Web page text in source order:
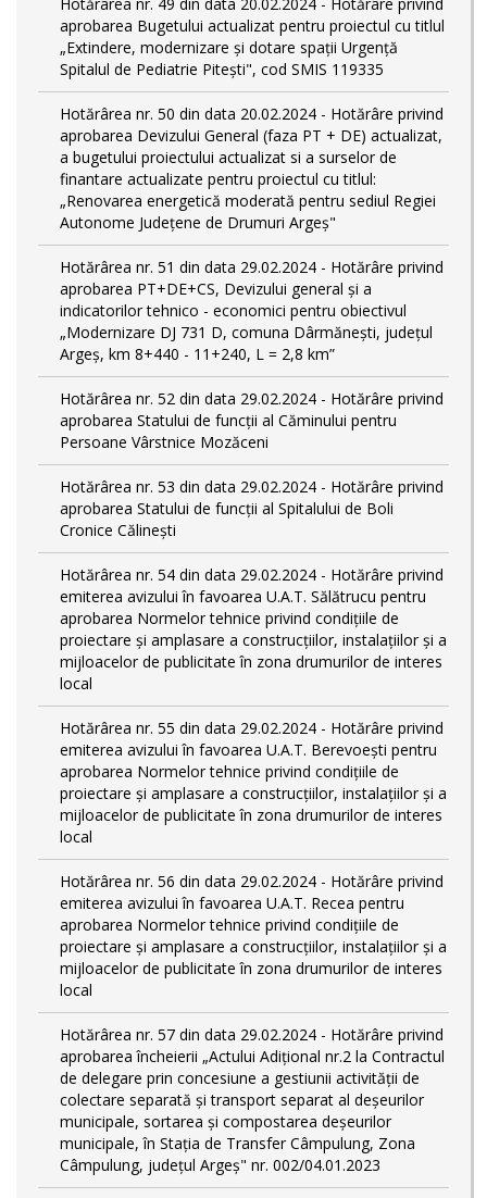
aprobarea Bugetului actualizat pentru proiectul cu titlul
„Extindere, modernizare și dotare spații Urgență
Spitalul de Pediatrie Pitești", cod SMIS 119335
Hotărârea nr. 50 din data 20.02.2024 - Hotărâre privind
aprobarea Devizului General (faza PT + DE) actualizat,
a bugetului proiectului actualizat si a surselor de
finantare actualizate pentru proiectul cu titlul:
„Renovarea energetică moderată pentru sediul Regiei
Autonome Județene de Drumuri Argeș"
Hotărârea nr. 51 din data 29.02.2024 - Hotărâre privind
aprobarea PT+DE+CS, Devizului general și a
indicatorilor tehnico - economici pentru obiectivul
„Modernizare DJ 731 D, comuna Dârmănești, județul
Argeș, km 8+440 - 11+240, L = 2,8 km”
Hotărârea nr. 52 din data 29.02.2024 - Hotărâre privind
aprobarea Statului de funcţii al Căminului pentru
Persoane Vârstnice Mozăceni
Hotărârea nr. 53 din data 29.02.2024 - Hotărâre privind
aprobarea Statului de funcții al Spitalului de Boli
Cronice Călinești
Hotărârea nr. 54 din data 29.02.2024 - Hotărâre privind
emiterea avizului în favoarea U.A.T. Sălătrucu pentru
aprobarea Normelor tehnice privind condiţiile de
proiectare şi amplasare a construcţiilor, instalaţiilor şi a
mijloacelor de publicitate în zona drumurilor de interes
local
Hotărârea nr. 55 din data 29.02.2024 - Hotărâre privind
emiterea avizului în favoarea U.A.T. Berevoești pentru
aprobarea Normelor tehnice privind condiţiile de
proiectare şi amplasare a construcţiilor, instalaţiilor şi a
mijloacelor de publicitate în zona drumurilor de interes
local
Hotărârea nr. 56 din data 29.02.2024 - Hotărâre privind
emiterea avizului în favoarea U.A.T. Recea pentru
aprobarea Normelor tehnice privind condiţiile de
proiectare şi amplasare a construcţiilor, instalaţiilor şi a
mijloacelor de publicitate în zona drumurilor de interes
local
Hotărârea nr. 57 din data 29.02.2024 - Hotărâre privind
aprobarea încheierii „Actului Adițional nr.2 la Contractul
de delegare prin concesiune a gestiunii activității de
colectare separată și transport separat al deşeurilor
municipale, sortarea și compostarea deșeurilor
municipale, în Stația de Transfer Câmpulung, Zona
Câmpulung, județul Argeș" nr. 002/04.01.2023